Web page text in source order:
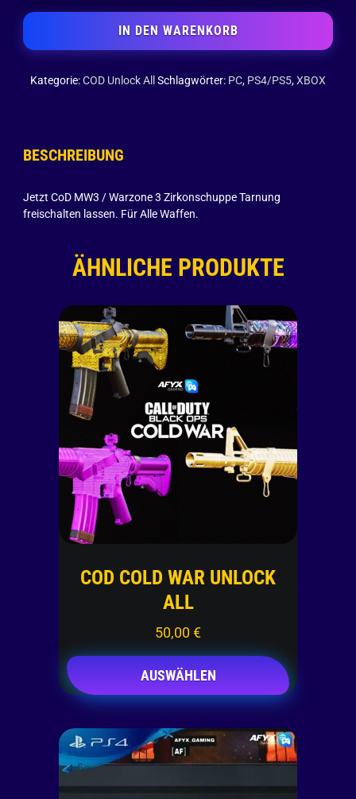
IN DEN WARENKORB
Kategorie:COD Unlock All Schlagwörter: PC, PS4/PS5,XBOX
BESCHREIBUNG
Jetzt CoD MW3 / Warzone 3 Zirkonschuppe Tarnung
freischalten lassen. Für Alle Waffen.
ÄHNLICHE PRODUKTE
COD COLD WAR UNLOCK
ALL
50,00 €
AUSWÄHLEN